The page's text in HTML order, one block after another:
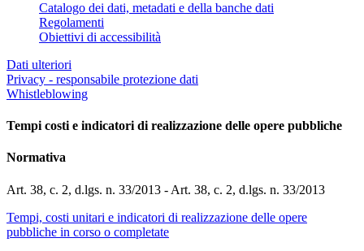
Catalogo dei dati, metadati e della banche dati
Regolamenti
Obiettivi di accessibilità
Dati ulteriori
Privacy - responsabile protezione dati
Whistleblowing
Tempi costi e indicatori di realizzazione delle opere pubbliche
Normativa
Art. 38, c. 2, d.lgs. n. 33/2013 - Art. 38, c. 2, d.lgs. n. 33/2013
Tempi, costi unitari e indicatori di realizzazione delle opere
pubbliche in corso o completate